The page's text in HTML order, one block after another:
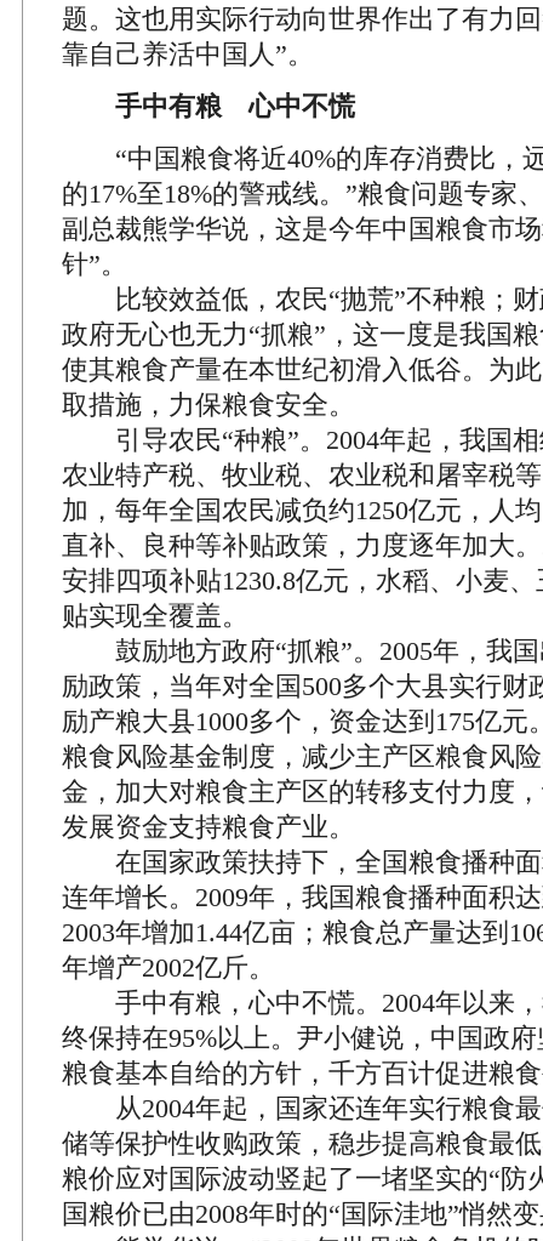
题。这也用实际行动向世界作出了有力
靠自己养活中国人”。
手中有粮 心中不慌
“中国粮食将近40%的库存消费比，
的17%至18%的警戒线。”粮食问题专家
副总裁熊学华说，这是今年中国粮食市
针”。
比较效益低，农民“抛荒”不种粮；财
政府无心也无力“抓粮”，这一度是我国
使其粮食产量在本世纪初滑入低谷。为
取措施，力保粮食安全。
引导农民“种粮”。2004年起，我国相
农业特产税、牧业税、农业税和屠宰税
加，每年全国农民减负约1250亿元，人
直补、良种等补贴政策，力度逐年加大
安排四项补贴1230.8亿元，水稻、小麦
贴实现全覆盖。
鼓励地方政府“抓粮”。2005年，我国
励政策，当年对全国500多个大县实行财
励产粮大县1000多个，资金达到175亿元
粮食风险基金制度，减少主产区粮食风
金，加大对粮食主产区的转移支付力度
发展资金支持粮食产业。
在国家政策扶持下，全国粮食播种面
连年增长。2009年，我国粮食播种面积
2003年增加1.44亿亩；粮食总产量达到
年增产2002亿斤。
手中有粮，心中不慌。2004年以来，
终保持在95%以上。尹小健说，中国政
粮食基本自给的方针，千方百计促进粮
从2004年起，国家还连年实行粮食最
储等保护性收购政策，稳步提高粮食最
粮价应对国际波动竖起了一堵坚实的“防
国粮价已由2008年时的“国际洼地”悄然